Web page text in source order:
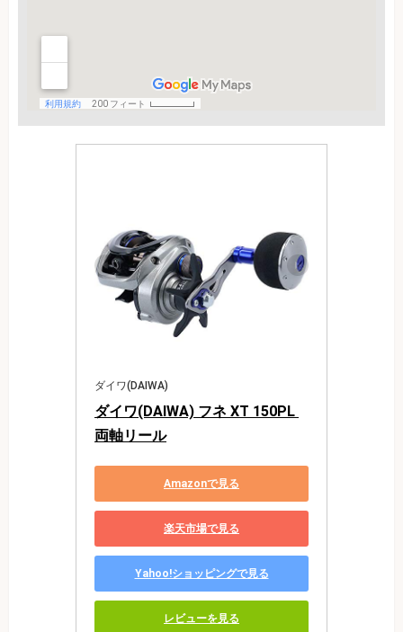
ダイワ(DAIWA)
ダイワ(DAIWA) フネ XT 150PL
両軸リール
Amazonで見る
楽天市場で見る
Yahoo!ショッピングで見る
レビューを見る